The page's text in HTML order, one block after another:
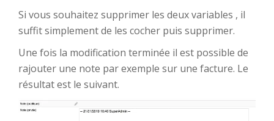
Si vous souhaitez supprimer les deux variables , il
suffit simplement de les cocher puis supprimer.
Une fois la modification terminée il est possible de
rajouter une note par exemple sur une facture. Le
résultat est le suivant.